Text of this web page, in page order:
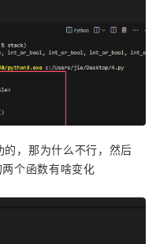
的，那为什么不行，然后
个函数有啥变化